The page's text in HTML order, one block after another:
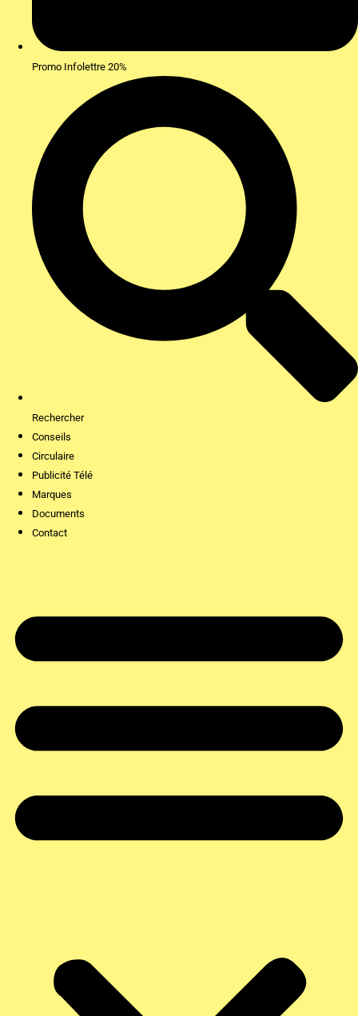
Promo Infolettre 20%
Rechercher
Conseils
Circulaire
Publicité Télé
Marques
Documents
Contact